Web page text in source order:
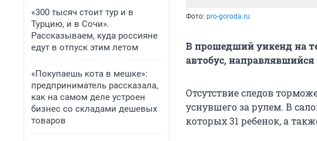
«300 тысяч стоит тур и в
Турцию, и в Сочи».
Рассказываем, куда россияне
едут в отпуск этим летом
«Покупаешь кота в мешке»:
предприниматель рассказала,
как на самом деле устроен
бизнес со складами дешевых
товаров
Фото: pro-goroda.ru
В прошедший уикенд на
автобус,
Отсутствие следов
уснувшего за рулем. В
которых 31 ребенок, а